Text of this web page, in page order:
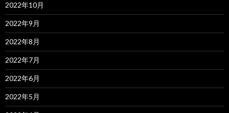
2022年10月
2022年9月
2022年8月
2022年7月
2022年6月
2022年5月